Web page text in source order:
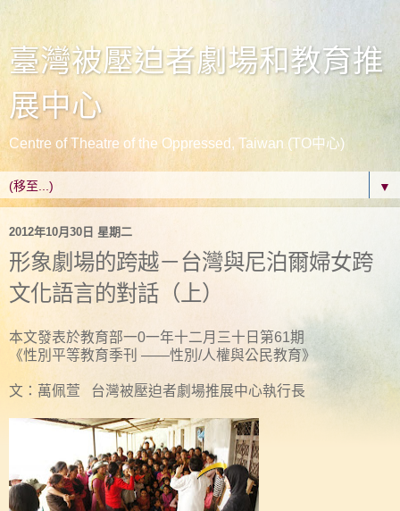
臺灣被壓迫者劇場和教育推
展中心
Centre of Theatre of the Oppressed, Taiwan (TO中心)
▼
2012年10月30日 星期二
形象劇場的跨越－台灣與尼泊爾婦女跨
文化語言的對話（上）
本文發表於教育部一0一年十二月三十日第61期
《性別平等教育季刊 ——性別/人權與公民教育》
文：萬佩萱 台灣被壓迫者劇場推展中心執行長